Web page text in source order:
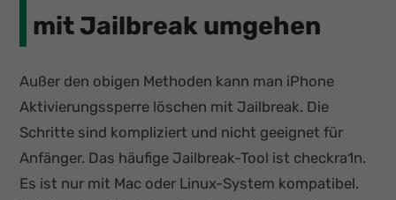
mit Jailbreak umgehen
Außer den obigen Methoden kann man iPhone
Aktivierungssperre löschen mit Jailbreak. Die
Schritte sind kompliziert und nicht geeignet für
Anfänger. Das häufige Jailbreak-Tool ist checkra1n.
Es ist nur mit Mac oder Linux-System kompatibel.